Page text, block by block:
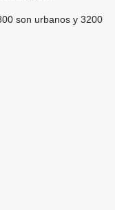
son urbanos y 3200